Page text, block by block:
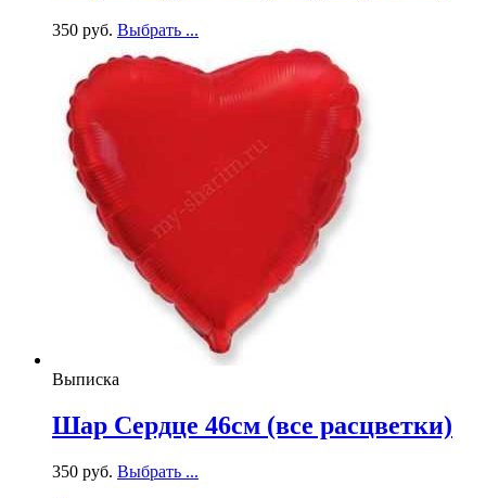
350 руб. Выбрать ...
Выписка
Шар Сердце 46см (все расцветки)
350 руб. Выбрать ...